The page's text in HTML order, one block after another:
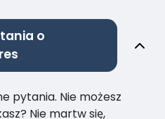
o
pytania. Nie możesz
Nie martw się,